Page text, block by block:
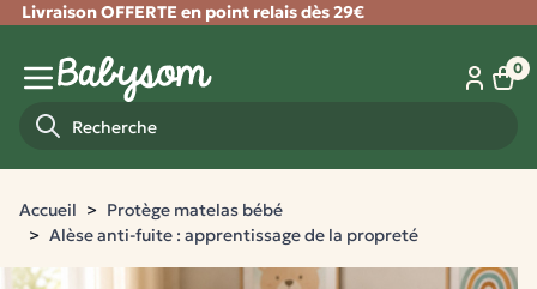
Livraison OFFERTE en point relais dès 29€
Fermer
Menu mobile
0
Accueil
Protège matelas bébé
Alèse anti-fuite : apprentissage de la propreté